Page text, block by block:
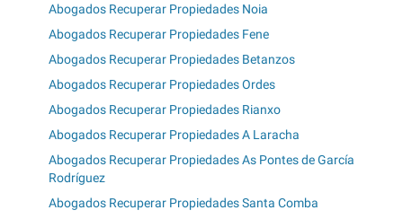
Abogados Recuperar Propiedades Noia
Abogados Recuperar Propiedades Fene
Abogados Recuperar Propiedades Betanzos
Abogados Recuperar Propiedades Ordes
Abogados Recuperar Propiedades Rianxo
Abogados Recuperar Propiedades A Laracha
Abogados Recuperar Propiedades As Pontes de García
Rodríguez
Abogados Recuperar Propiedades Santa Comba